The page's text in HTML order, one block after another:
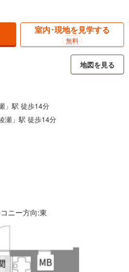
室内･現地を見学する
無料
地図を見る
」駅 徒歩14分
瀬」駅 徒歩14分
ニー方向:東